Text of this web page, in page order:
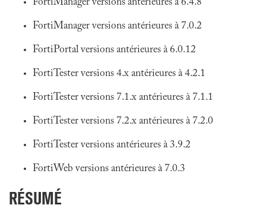
FortiManager versions antérieures à 6.4.8
FortiManager versions antérieures à 7.0.2
FortiPortal versions antérieures à 6.0.12
FortiTester versions 4.x antérieures à 4.2.1
FortiTester versions 7.1.x antérieures à 7.1.1
FortiTester versions 7.2.x antérieures à 7.2.0
FortiTester versions antérieures à 3.9.2
FortiWeb versions antérieures à 7.0.3
RÉSUMÉ